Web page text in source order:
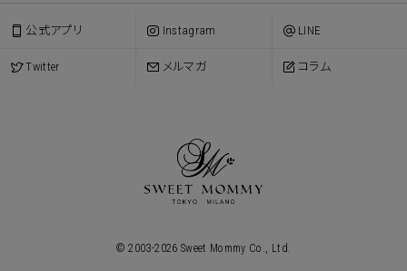
公式アプリ Instagram LINE
Twitter メルマガ コラム
© 2003-2026 Sweet Mommy Co., Ltd.